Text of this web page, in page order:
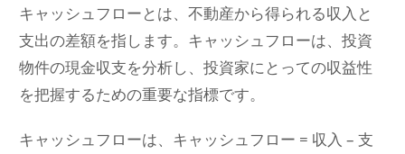
キャッシュフローとは、不動産から得られる収入と
支出の差額を指します。キャッシュフローは、投資
物件の現金収支を分析し、投資家にとっての収益性
を把握するための重要な指標です。
キャッシュフローは、キャッシュフロー = 収入 – 支